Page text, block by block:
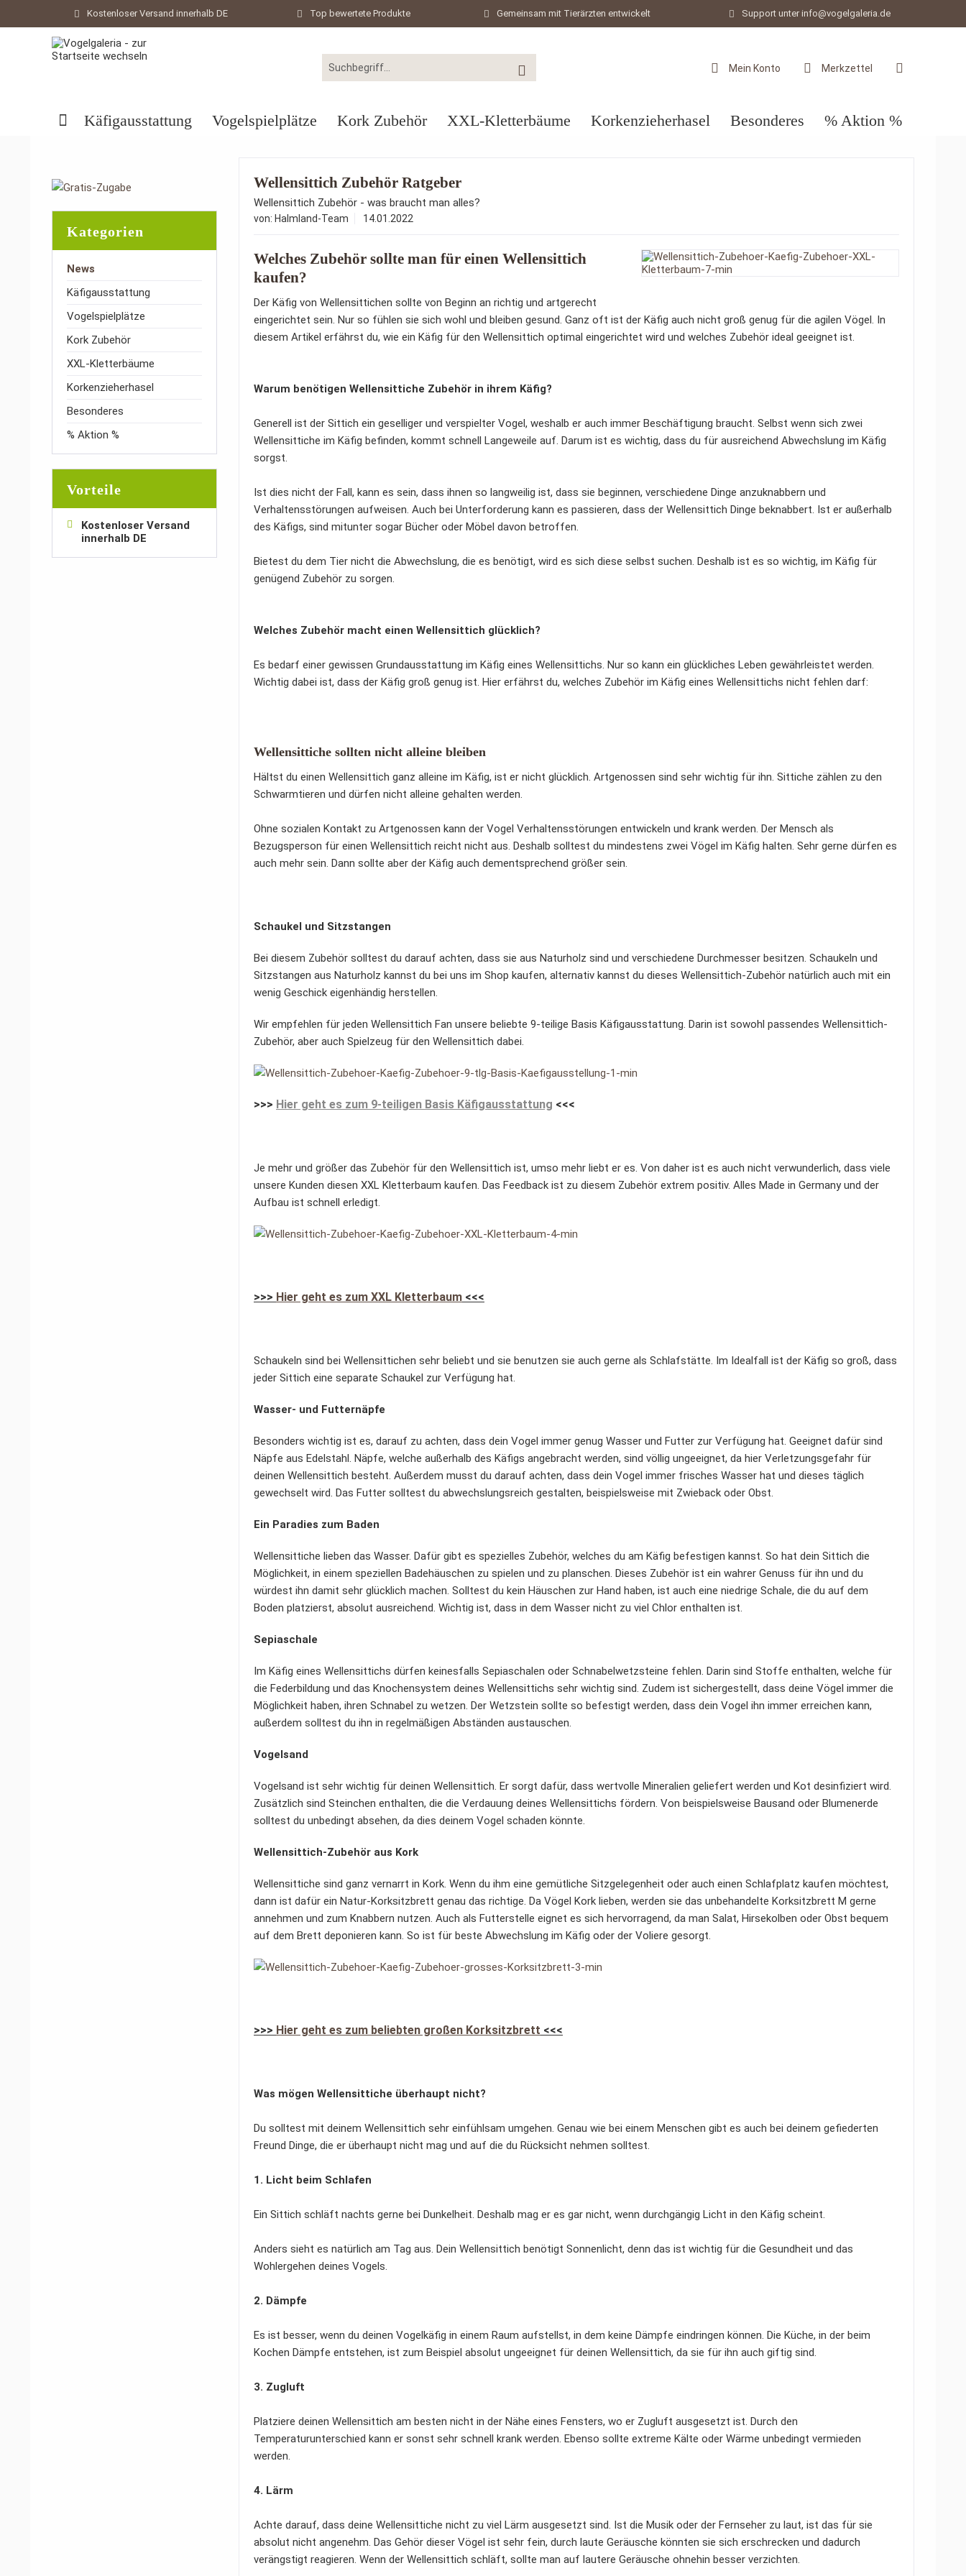
Kostenloser Versand innerhalb DE Top bewertete Produkte Gemeinsam mit Tierärzten entwickelt Support unter info@vogelgaleria.de
Merkzettel
Mein Konto
Käfigausstattung Vogelspielplätze Kork Zubehör XXL-Kletterbäume Korkenzieherhasel Besonderes % Aktion %
Kategorien
News
Käfigausstattung
Vogelspielplätze
Kork Zubehör
XXL-Kletterbäume
Korkenzieherhasel
Besonderes
% Aktion %
Vorteile
Kostenloser Versand
innerhalb DE
Wellensittich Zubehör Ratgeber
Wellensittich Zubehör - was braucht man alles?
von: Halmland-Team 14.01.2022
Welches Zubehör sollte man für einen Wellensittich
kaufen?
Der Käfig von Wellensittichen sollte von Beginn an richtig und artgerecht
eingerichtet sein. Nur so fühlen sie sich wohl und bleiben gesund. Ganz oft ist der Käfig auch nicht groß genug für die agilen Vögel. In
diesem Artikel erfährst du, wie ein Käfig für den Wellensittich optimal eingerichtet wird und welches Zubehör ideal geeignet ist.
Warum benötigen Wellensittiche Zubehör in ihrem Käfig?
Generell ist der Sittich ein geselliger und verspielter Vogel, weshalb er auch immer Beschäftigung braucht. Selbst wenn sich zwei
Wellensittiche im Käfig befinden, kommt schnell Langeweile auf. Darum ist es wichtig, dass du für ausreichend Abwechslung im Käfig
sorgst.
Ist dies nicht der Fall, kann es sein, dass ihnen so langweilig ist, dass sie beginnen, verschiedene Dinge anzuknabbern und
Verhaltensstörungen aufweisen. Auch bei Unterforderung kann es passieren, dass der Wellensittich Dinge beknabbert. Ist er außerhalb
des Käfigs, sind mitunter sogar Bücher oder Möbel davon betroffen.
Bietest du dem Tier nicht die Abwechslung, die es benötigt, wird es sich diese selbst suchen. Deshalb ist es so wichtig, im Käfig für
genügend Zubehör zu sorgen.
Welches Zubehör macht einen Wellensittich glücklich?
Es bedarf einer gewissen Grundausstattung im Käfig eines Wellensittichs. Nur so kann ein glückliches Leben gewährleistet werden.
Wichtig dabei ist, dass der Käfig groß genug ist. Hier erfährst du, welches Zubehör im Käfig eines Wellensittichs nicht fehlen darf:
Wellensittiche sollten nicht alleine bleiben
Hältst du einen Wellensittich ganz alleine im Käfig, ist er nicht glücklich. Artgenossen sind sehr wichtig für ihn. Sittiche zählen zu den
Schwarmtieren und dürfen nicht alleine gehalten werden.
Ohne sozialen Kontakt zu Artgenossen kann der Vogel Verhaltensstörungen entwickeln und krank werden. Der Mensch als
Bezugsperson für einen Wellensittich reicht nicht aus. Deshalb solltest du mindestens zwei Vögel im Käfig halten. Sehr gerne dürfen es
auch mehr sein. Dann sollte aber der Käfig auch dementsprechend größer sein.
Schaukel und Sitzstangen
Bei diesem Zubehör solltest du darauf achten, dass sie aus Naturholz sind und verschiedene Durchmesser besitzen. Schaukeln und
Sitzstangen aus Naturholz kannst du bei uns im Shop kaufen, alternativ kannst du dieses Wellensittich-Zubehör natürlich auch mit ein
wenig Geschick eigenhändig herstellen.
Wir empfehlen für jeden Wellensittich Fan unsere beliebte 9-teilige Basis Käfigausstattung. Darin ist sowohl passendes Wellensittich-
Zubehör, aber auch Spielzeug für den Wellensittich dabei.
>>> Hier geht es zum 9-teiligen Basis Käfigausstattung <<<
Je mehr und größer das Zubehör für den Wellensittich ist, umso mehr liebt er es. Von daher ist es auch nicht verwunderlich, dass viele
unsere Kunden diesen XXL Kletterbaum kaufen. Das Feedback ist zu diesem Zubehör extrem positiv. Alles Made in Germany und der
Aufbau ist schnell erledigt.
>>> Hier geht es zum XXL Kletterbaum <<<
Schaukeln sind bei Wellensittichen sehr beliebt und sie benutzen sie auch gerne als Schlafstätte. Im Idealfall ist der Käfig so groß, dass
jeder Sittich eine separate Schaukel zur Verfügung hat.
Wasser- und Futternäpfe
Besonders wichtig ist es, darauf zu achten, dass dein Vogel immer genug Wasser und Futter zur Verfügung hat. Geeignet dafür sind
Näpfe aus Edelstahl. Näpfe, welche außerhalb des Käfigs angebracht werden, sind völlig ungeeignet, da hier Verletzungsgefahr für
deinen Wellensittich besteht. Außerdem musst du darauf achten, dass dein Vogel immer frisches Wasser hat und dieses täglich
gewechselt wird. Das Futter solltest du abwechslungsreich gestalten, beispielsweise mit Zwieback oder Obst.
Ein Paradies zum Baden
Wellensittiche lieben das Wasser. Dafür gibt es spezielles Zubehör, welches du am Käfig befestigen kannst. So hat dein Sittich die
Möglichkeit, in einem speziellen Badehäuschen zu spielen und zu planschen. Dieses Zubehör ist ein wahrer Genuss für ihn und du
würdest ihn damit sehr glücklich machen. Solltest du kein Häuschen zur Hand haben, ist auch eine niedrige Schale, die du auf dem
Boden platzierst, absolut ausreichend. Wichtig ist, dass in dem Wasser nicht zu viel Chlor enthalten ist.
Sepiaschale
Im Käfig eines Wellensittichs dürfen keinesfalls Sepiaschalen oder Schnabelwetzsteine fehlen. Darin sind Stoffe enthalten, welche für
die Federbildung und das Knochensystem deines Wellensittichs sehr wichtig sind. Zudem ist sichergestellt, dass deine Vögel immer die
Möglichkeit haben, ihren Schnabel zu wetzen. Der Wetzstein sollte so befestigt werden, dass dein Vogel ihn immer erreichen kann,
außerdem solltest du ihn in regelmäßigen Abständen austauschen.
Vogelsand
Vogelsand ist sehr wichtig für deinen Wellensittich. Er sorgt dafür, dass wertvolle Mineralien geliefert werden und Kot desinfiziert wird.
Zusätzlich sind Steinchen enthalten, die die Verdauung deines Wellensittichs fördern. Von beispielsweise Bausand oder Blumenerde
solltest du unbedingt absehen, da dies deinem Vogel schaden könnte.
Wellensittich-Zubehör aus Kork
Wellensittiche sind ganz vernarrt in Kork. Wenn du ihm eine gemütliche Sitzgelegenheit oder auch einen Schlafplatz kaufen möchtest,
dann ist dafür ein Natur-Korksitzbrett genau das richtige. Da Vögel Kork lieben, werden sie das unbehandelte Korksitzbrett M gerne
annehmen und zum Knabbern nutzen. Auch als Futterstelle eignet es sich hervorragend, da man Salat, Hirsekolben oder Obst bequem
auf dem Brett deponieren kann. So ist für beste Abwechslung im Käfig oder der Voliere gesorgt.
>>> Hier geht es zum beliebten großen Korksitzbrett <<<
Was mögen Wellensittiche überhaupt nicht?
Du solltest mit deinem Wellensittich sehr einfühlsam umgehen. Genau wie bei einem Menschen gibt es auch bei deinem gefiederten
Freund Dinge, die er überhaupt nicht mag und auf die du Rücksicht nehmen solltest.
1. Licht beim Schlafen
Ein Sittich schläft nachts gerne bei Dunkelheit. Deshalb mag er es gar nicht, wenn durchgängig Licht in den Käfig scheint.
Anders sieht es natürlich am Tag aus. Dein Wellensittich benötigt Sonnenlicht, denn das ist wichtig für die Gesundheit und das
Wohlergehen deines Vogels.
2. Dämpfe
Es ist besser, wenn du deinen Vogelkäfig in einem Raum aufstellst, in dem keine Dämpfe eindringen können. Die Küche, in der beim
Kochen Dämpfe entstehen, ist zum Beispiel absolut ungeeignet für deinen Wellensittich, da sie für ihn auch giftig sind.
3. Zugluft
Platziere deinen Wellensittich am besten nicht in der Nähe eines Fensters, wo er Zugluft ausgesetzt ist. Durch den
Temperaturunterschied kann er sonst sehr schnell krank werden. Ebenso sollte extreme Kälte oder Wärme unbedingt vermieden
werden.
4. Lärm
Achte darauf, dass deine Wellensittiche nicht zu viel Lärm ausgesetzt sind. Ist die Musik oder der Fernseher zu laut, ist das für sie
absolut nicht angenehm. Das Gehör dieser Vögel ist sehr fein, durch laute Geräusche könnten sie sich erschrecken und dadurch
verängstigt reagieren. Wenn der Wellensittich schläft, sollte man auf lautere Geräusche ohnehin besser verzichten.